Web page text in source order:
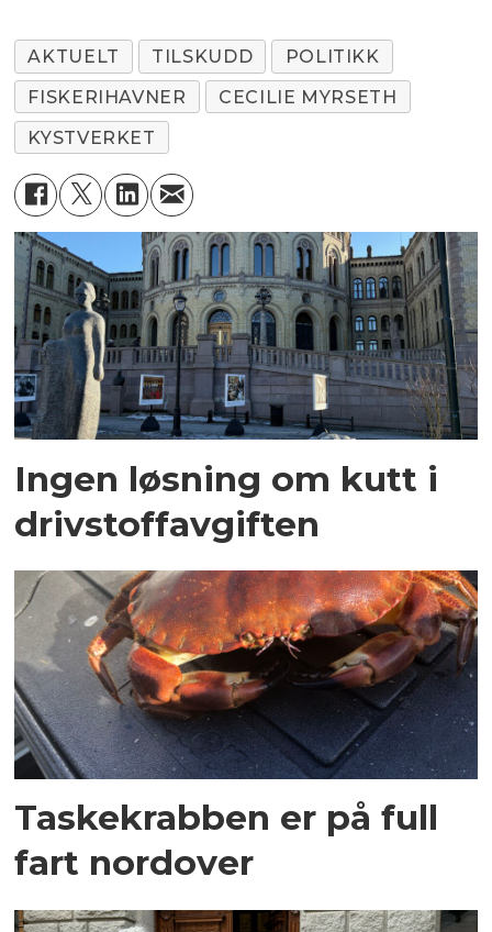
AKTUELT TILSKUDD
POLITIKK
FISKERIHAVNER
CECILIE MYRSETH
KYSTVERKET
Ingen løsning om kutt i
drivstoffavgiften
Taskekrabben er på full
fart nordover